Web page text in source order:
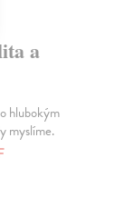
a
hlubokým
myslíme.